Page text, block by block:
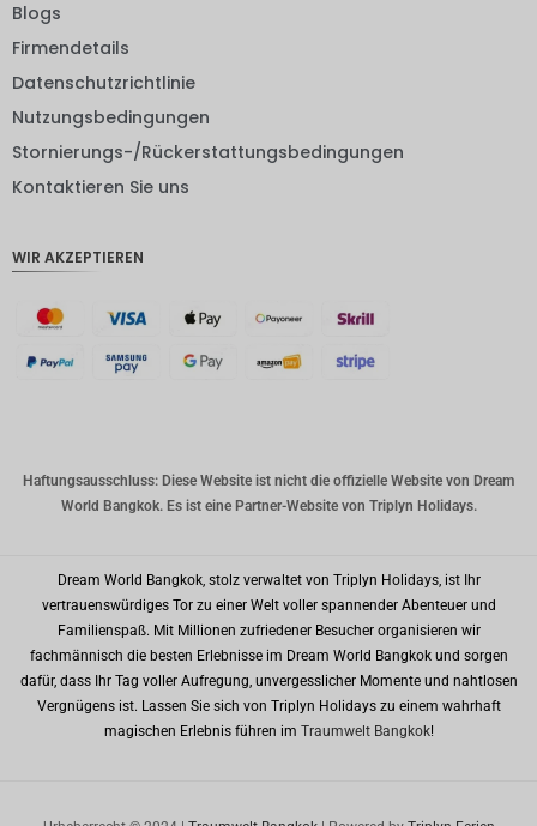
AUD
Südkore
anischer
Yuan
TWD
PHP
SGD
USD
Blogs
Firmendetails
Datenschutzrichtlinie
Nutzungsbedingungen
Stornierungs-/Rückerstattungsbedingungen
Kontaktieren Sie uns
WIR AKZEPTIEREN
Haftungsausschluss: Diese Website ist nicht die offizielle Website von Dream
World Bangkok. Es ist eine Partner-Website von Triplyn Holidays.
Dream World Bangkok, stolz verwaltet von Triplyn Holidays, ist Ihr
vertrauenswürdiges Tor zu einer Welt voller spannender Abenteuer und
Familienspaß. Mit Millionen zufriedener Besucher organisieren wir
fachmännisch die besten Erlebnisse im Dream World Bangkok und sorgen
dafür, dass Ihr Tag voller Aufregung, unvergesslicher Momente und nahtlosen
Vergnügens ist. Lassen Sie sich von Triplyn Holidays zu einem wahrhaft
magischen Erlebnis führen im Traumwelt Bangkok!